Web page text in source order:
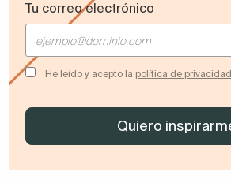
Tu correo electrónico
He leído y acepto la política de privacidad